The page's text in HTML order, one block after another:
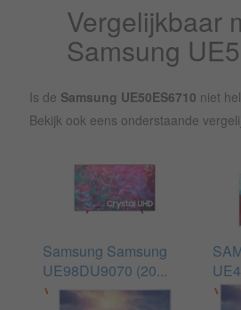
Vergelijkbaar
Samsung
Is de Samsung UE50ES6710 niet
Bekijk ook eens onderstaande
Samsung Samsung
UE98DU9070 (20...
v.a. €1499.00 v.a.